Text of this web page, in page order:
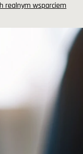
realnym wsparciem